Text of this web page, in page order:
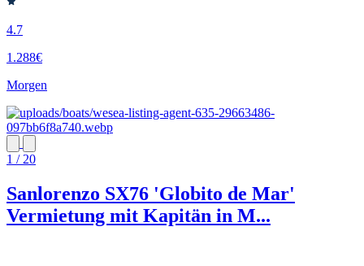
4.7
1.288€
Morgen
1 / 20
Sanlorenzo SX76 'Globito de Mar'
Vermietung mit Kapitän in M...